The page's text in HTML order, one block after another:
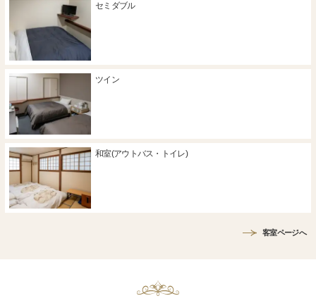
セミダブル
ツイン
和室(アウトバス・トイレ)
客室ページへ